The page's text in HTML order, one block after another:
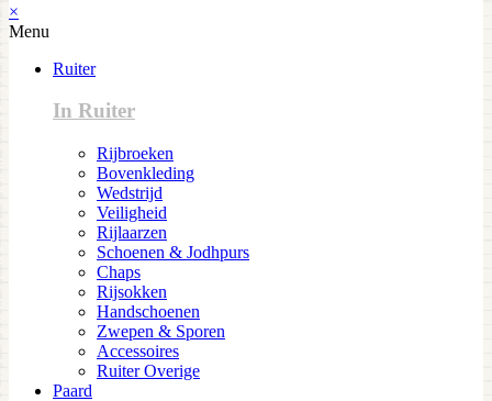
×
Menu
Ruiter
In Ruiter
Rijbroeken
Bovenkleding
Wedstrijd
Veiligheid
Rijlaarzen
Schoenen & Jodhpurs
Chaps
Rijsokken
Handschoenen
Zwepen & Sporen
Accessoires
Ruiter Overige
Paard